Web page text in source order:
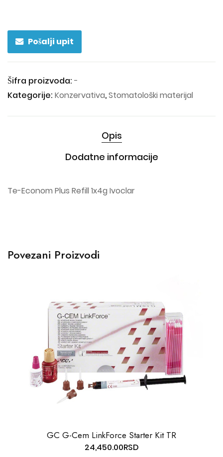
Pošalji upit
Šifra proizvoda: -
Kategorije: Konzervativa,Stomatološki materijal
Opis
Dodatne informacije
Te-Econom Plus Refill 1x4g Ivoclar
Povezani Proizvodi
GC G-Cem LinkForce Starter Kit TR
24,450.00RSD